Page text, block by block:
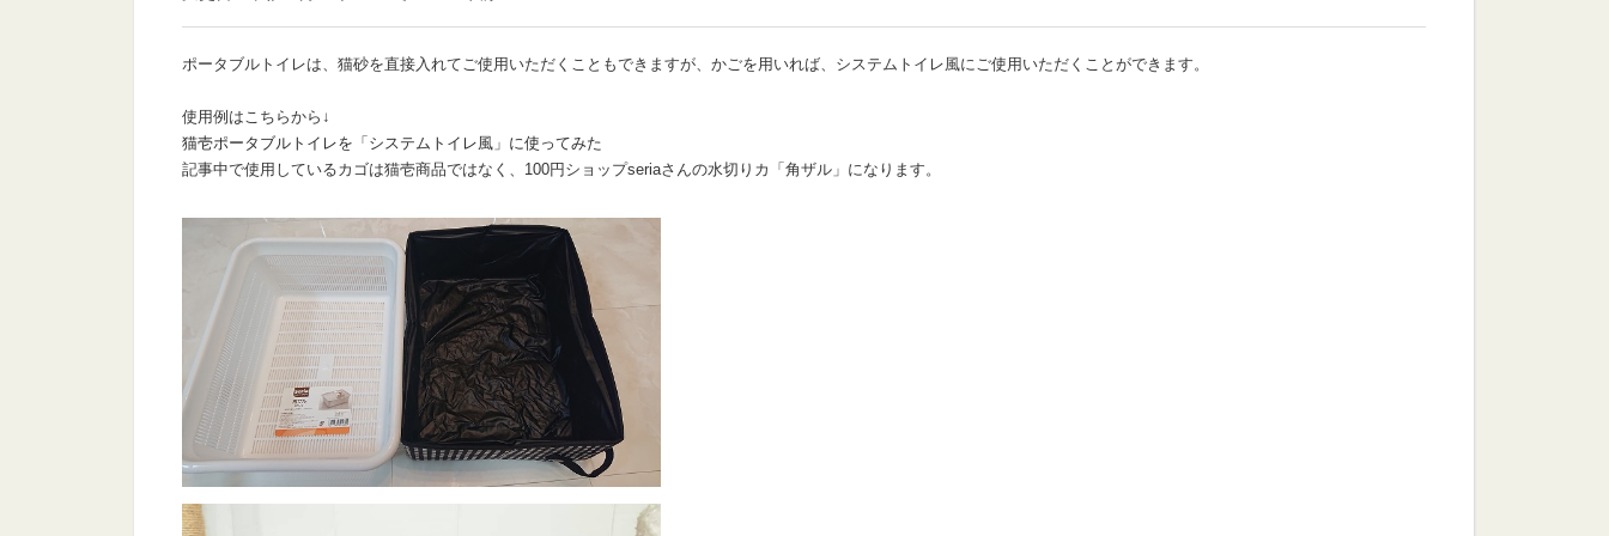
ポータブルトイレは、猫砂を直接入れてご使用いただくこともできますが、かごを用いれば、システムトイレ風にご使用いただくことができます。
使用例はこちらから↓
猫壱ポータブルトイレを「システムトイレ風」に使ってみた
記事中で使用しているカゴは猫壱商品ではなく、100円ショップseriaさんの水切りカ「角ザル」になります。